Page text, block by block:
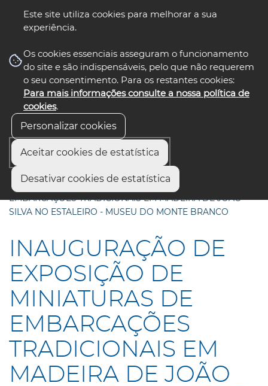
Este site utiliza cookies para melhorar a sua
experiência.
Os cookies essenciais asseguram o funcionamento
do site e são indispensáveis, pelo que não requerem
o seu consentimento. Para os restantes cookies:
Para mais informações consulte a nossa política de
cookies.
Personalizar cookies
Aceitar cookies de estatística
Desativar cookies de estatística
nos select language
Início
INAUGURAÇÃO DE EXPOSIÇÃO DE MINIATURAS DE
EMBARCAÇÕES TRADICIONAIS EM MADEIRA DE JOÃO
SILVA NO ESTALEIRO - MUSEU DO MONTE BRANCO
INAUGURAÇÃO DE
EXPOSIÇÃO DE
MINIATURAS DE
EMBARCAÇÕES
TRADICIONAIS EM
MADEIRA DE JOÃO